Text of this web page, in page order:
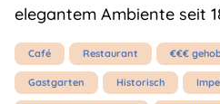
elegantem Ambiente seit
Café Restaurant €€€
Gastgarten Historisch